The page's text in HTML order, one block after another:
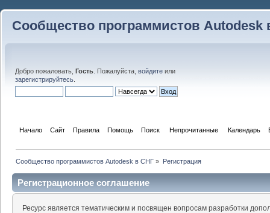
Сообщество программистов Autodesk
Добро пожаловать, Гость . Пожалуйста, войдите или
зарегистрируйтесь
Начало Сайт Правила Помощь Поиск Непрочитанные Календарь
Сообщество программистов Autodesk в СНГ » Регистрация
Регистрационное соглашение
Ресурс является тематическим и посвящен вопросам разработки